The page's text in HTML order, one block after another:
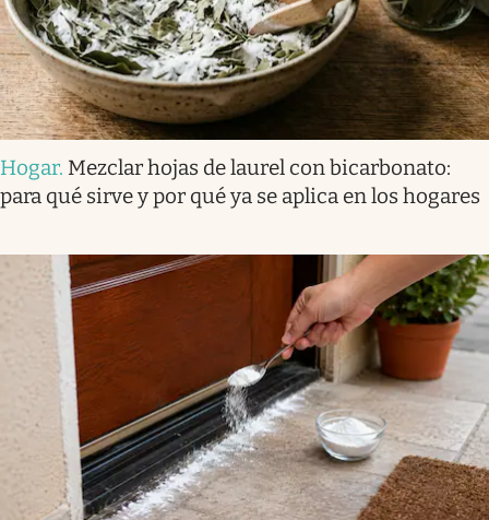
Hogar. Mezclar hojas de laurel con bicarbonato:
para qué sirve y por qué ya se aplica en los hogares